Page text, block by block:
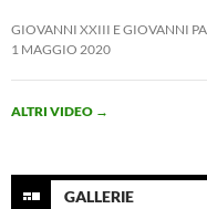
GIOVANNI XXIII E GIOVANNI
1 MAGGIO 2020
ALTRI VIDEO →
GALLERIE